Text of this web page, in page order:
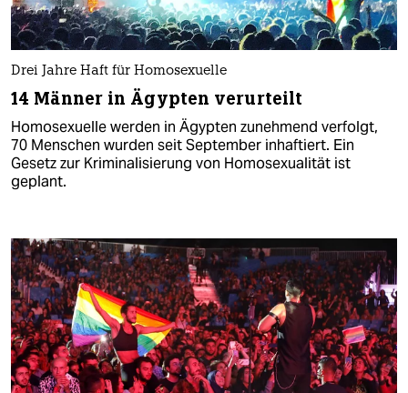
Drei Jahre Haft für Homosexuelle
14 Männer in Ägypten verurteilt
Homosexuelle werden in Ägypten zunehmend verfolgt,
70 Menschen wurden seit September inhaftiert. Ein
Gesetz zur Kriminalisierung von Homosexualität ist
geplant.